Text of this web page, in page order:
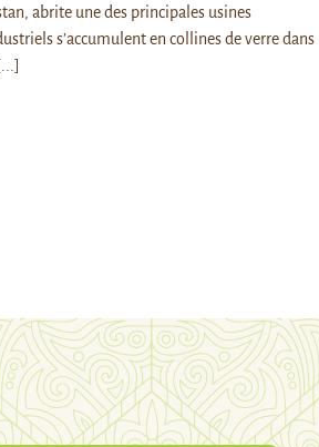
abrite une des principales usines
s’accumulent en collines de verre dans